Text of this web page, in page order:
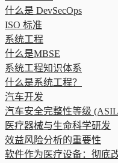
什么是 DevSecOps
ISO 标准
系统工程
什么是MBSE
系统工程知识体系
什么是系统工程？
汽车开发
汽车安全完整性等级
医疗器械与生命科学研发
效益风险分析的重要性
软件作为医疗设备：彻底